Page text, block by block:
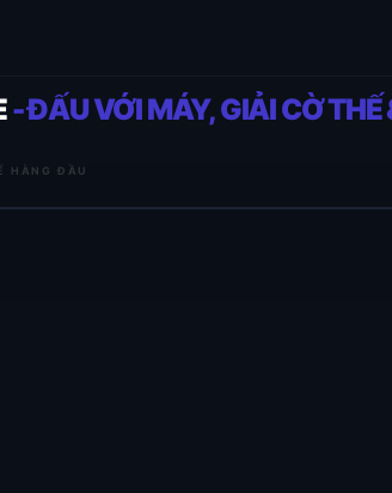
- ĐẤU VỚI MÁY, GIẢI CỜ THẾ
HÀNG ĐẦU